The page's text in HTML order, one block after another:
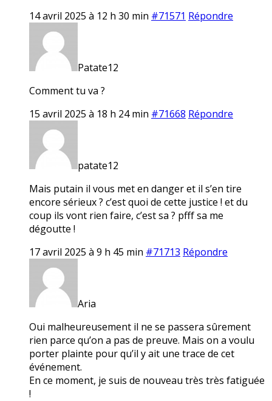
14 avril 2025 à 12 h 30 min #71571 Répondre
Patate12
Comment tu va ?
15 avril 2025 à 18 h 24 min #71668 Répondre
patate12
Mais putain il vous met en danger et il s’en tire
encore sérieux ? c’est quoi de cette justice ! et du
coup ils vont rien faire, c’est sa ? pfff sa me
dégoutte !
17 avril 2025 à 9 h 45 min #71713 Répondre
Aria
Oui malheureusement il ne se passera sûrement
rien parce qu’on a pas de preuve. Mais on a voulu
porter plainte pour qu’il y ait une trace de cet
événement.
En ce moment, je suis de nouveau très très fatiguée
!